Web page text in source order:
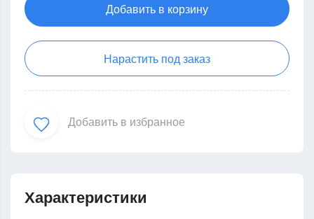
Добавить в корзину
Нарастить под заказ
Добавить в избранное
Характеристики